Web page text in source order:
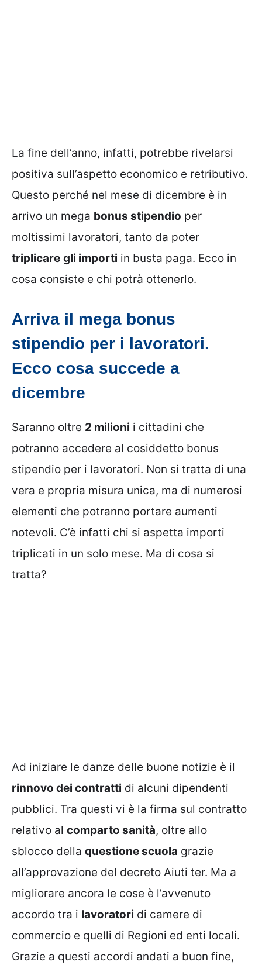
La fine dell’anno, infatti, potrebbe rivelarsi
positiva sull’aspetto economico e retributivo.
Questo perché nel mese di dicembre è in
arrivo un mega bonus stipendio per
moltissimi lavoratori, tanto da poter
triplicare gli importi in busta paga. Ecco in
cosa consiste e chi potrà ottenerlo.
Arriva il mega bonus
stipendio per i lavoratori.
Ecco cosa succede a
dicembre
Saranno oltre 2 milioni i cittadini che
potranno accedere al cosiddetto bonus
stipendio per i lavoratori. Non si tratta di una
vera e propria misura unica, ma di numerosi
elementi che potranno portare aumenti
notevoli. C’è infatti chi si aspetta importi
triplicati in un solo mese. Ma di cosa si
tratta?
Ad iniziare le danze delle buone notizie è il
rinnovo dei contratti di alcuni dipendenti
pubblici. Tra questi vi è la firma sul contratto
relativo al comparto sanità, oltre allo
sblocco della questione scuola grazie
all’approvazione del decreto Aiuti ter. Ma a
migliorare ancora le cose è l’avvenuto
accordo tra i lavoratori di camere di
commercio e quelli di Regioni ed enti locali.
Grazie a questi accordi andati a buon fine,